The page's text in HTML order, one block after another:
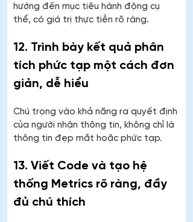
hướng đến mục tiêu hành động cụ
thể, có giá trị thực tiễn rõ ràng.
12. Trình bày kết quả phân
tích phức tạp một cách đơn
giản, dễ hiểu
Chú trọng vào khả năng ra quyết định
của người nhận thông tin, không chỉ là
thông tin đẹp mắt hoặc phức tạp.
13. Viết Code và tạo hệ
thống Metrics rõ ràng, đầy
đủ chú thích